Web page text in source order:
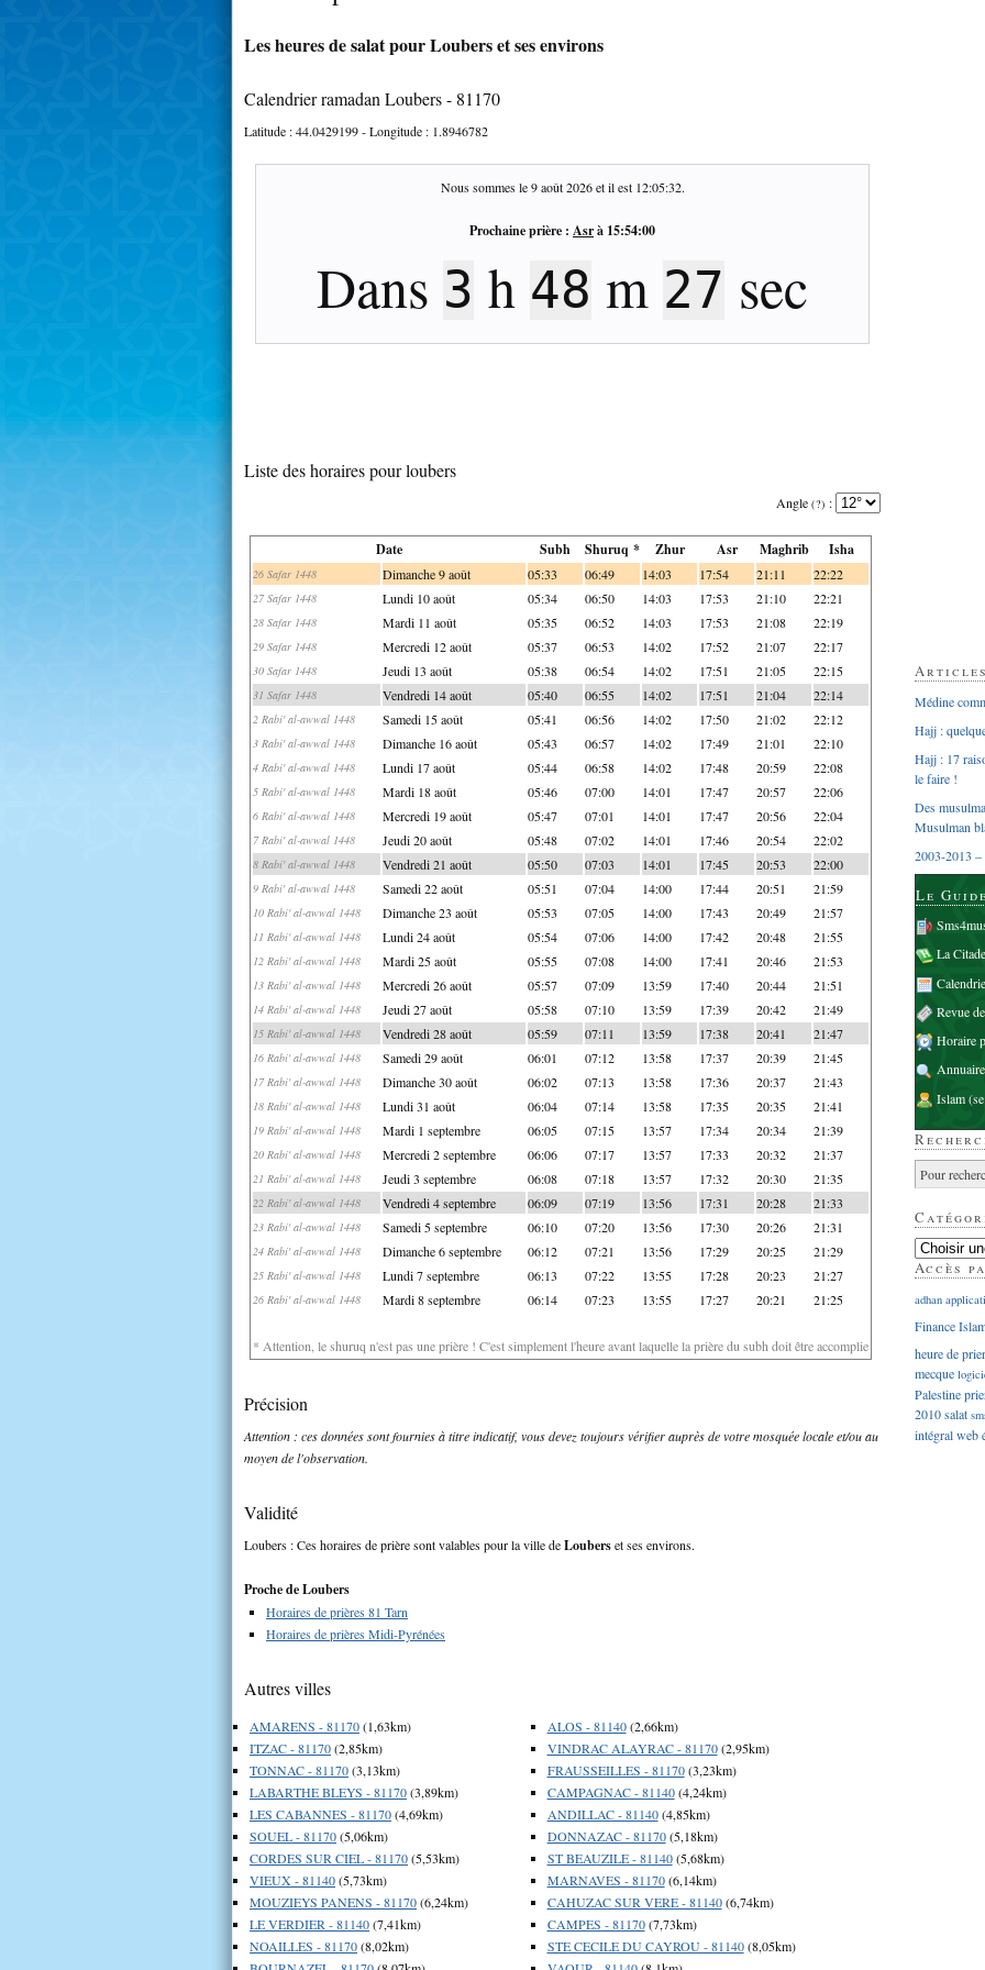
Les heures de salat pour Loubers et ses environs
Calendrier ramadan Loubers - 81170
Latitude :44.0429199- Longitude : 1.8946782
Nous sommes le9 août 2026et il est 12:05:33.
Prochaine prière : Asrà 15:54:00
Dans 3 h 48 m 26 sec
Liste des horaires pour loubers
Angle (?) :
Date Subh Shuruq * Zhur Asr Maghrib Isha
26 Safar 1448 Dimanche 9 août 05:33 06:49 14:03 17:54 21:11 22:22
27 Safar 1448 Lundi 10 août 05:34 06:50 14:03 17:53 21:10 22:21
28 Safar 1448 Mardi 11 août 05:35 06:52 14:03 17:53 21:08 22:19
29 Safar 1448 Mercredi 12 août 05:37 06:53 14:02 17:52 21:07 22:17
30 Safar 1448 Jeudi 13 août 05:38 06:54 14:02 17:51 21:05 22:15
31 Safar 1448 Vendredi 14 août 05:40 06:55 14:02 17:51 21:04 22:14
2 Rabi' al-awwal 1448 Samedi 15 août 05:41 06:56 14:02 17:50 21:02 22:12
3 Rabi' al-awwal 1448 Dimanche 16 août 05:43 06:57 14:02 17:49 21:01 22:10
4 Rabi' al-awwal 1448 Lundi 17 août 05:44 06:58 14:02 17:48 20:59 22:08
5 Rabi' al-awwal 1448 Mardi 18 août 05:46 07:00 14:01 17:47 20:57 22:06
6 Rabi' al-awwal 1448 Mercredi 19 août 05:47 07:01 14:01 17:47 20:56 22:04
7 Rabi' al-awwal 1448 Jeudi 20 août 05:48 07:02 14:01 17:46 20:54 22:02
8 Rabi' al-awwal 1448 Vendredi 21 août 05:50 07:03 14:01 17:45 20:53 22:00
9 Rabi' al-awwal 1448 Samedi 22 août 05:51 07:04 14:00 17:44 20:51 21:59
10 Rabi' al-awwal 1448 Dimanche 23 août 05:53 07:05 14:00 17:43 20:49 21:57
11 Rabi' al-awwal 1448 Lundi 24 août 05:54 07:06 14:00 17:42 20:48 21:55
12 Rabi' al-awwal 1448 Mardi 25 août 05:55 07:08 14:00 17:41 20:46 21:53
13 Rabi' al-awwal 1448 Mercredi 26 août 05:57 07:09 13:59 17:40 20:44 21:51
14 Rabi' al-awwal 1448 Jeudi 27 août 05:58 07:10 13:59 17:39 20:42 21:49
15 Rabi' al-awwal 1448 Vendredi 28 août 05:59 07:11 13:59 17:38 20:41 21:47
16 Rabi' al-awwal 1448 Samedi 29 août 06:01 07:12 13:58 17:37 20:39 21:45
17 Rabi' al-awwal 1448 Dimanche 30 août 06:02 07:13 13:58 17:36 20:37 21:43
18 Rabi' al-awwal 1448 Lundi 31 août 06:04 07:14 13:58 17:35 20:35 21:41
19 Rabi' al-awwal 1448 Mardi 1 septembre 06:05 07:15 13:57 17:34 20:34 21:39
20 Rabi' al-awwal 1448 Mercredi 2 septembre 06:06 07:17 13:57 17:33 20:32 21:37
21 Rabi' al-awwal 1448 Jeudi 3 septembre 06:08 07:18 13:57 17:32 20:30 21:35
22 Rabi' al-awwal 1448 Vendredi 4 septembre 06:09 07:19 13:56 17:31 20:28 21:33
23 Rabi' al-awwal 1448 Samedi 5 septembre 06:10 07:20 13:56 17:30 20:26 21:31
24 Rabi' al-awwal 1448 Dimanche 6 septembre 06:12 07:21 13:56 17:29 20:25 21:29
25 Rabi' al-awwal 1448 Lundi 7 septembre 06:13 07:22 13:55 17:28 20:23 21:27
26 Rabi' al-awwal 1448 Mardi 8 septembre 06:14 07:23 13:55 17:27 20:21 21:25
* Attention, le shuruq n'est pas une prière ! C'est simplement l'heure avant laquelle la prière du subh doit être accomplie
Précision
Attention : ces données sont fournies à titre indicatif, vous devez toujours vérifier auprès de votre mosquée locale et/ou au
moyen de l'observation.
Validité
Loubers : Ces horaires de prière sont valables pour la ville deLouberset ses environs.
Proche de Loubers
Horaires de prières 81 Tarn
Horaires de prières Midi-Pyrénées
Autres villes
AMARENS - 81170(1,63km)
ITZAC - 81170(2,85km)
TONNAC - 81170(3,13km)
LABARTHE BLEYS - 81170(3,89km)
LES CABANNES - 81170(4,69km)
SOUEL - 81170(5,06km)
CORDES SUR CIEL - 81170(5,53km)
VIEUX - 81140(5,73km)
MOUZIEYS PANENS - 81170(6,24km)
LE VERDIER - 81140(7,41km)
NOAILLES - 81170(8,02km)
ALOS - 81140(2,66km)
VINDRAC ALAYRAC - 81170(2,95km)
FRAUSSEILLES - 81170(3,23km)
CAMPAGNAC - 81140(4,24km)
ANDILLAC - 81140(4,85km)
DONNAZAC - 81170(5,18km)
ST BEAUZILE - 81140(5,68km)
MARNAVES - 81170(6,14km)
CAHUZAC SUR VERE - 81140(6,74km)
CAMPES - 81170(7,73km)
STE CECILE DU CAYROU - 81140(8,05km)
Médine
Hajj :
Hajj : 17
le faire !
Des
Musulman
2003-2013 –
Le
La
Revue
Horaire
Islam
Accès
adhan
Finance
heure de
mecque
Palestine
2010salat
intégralweb